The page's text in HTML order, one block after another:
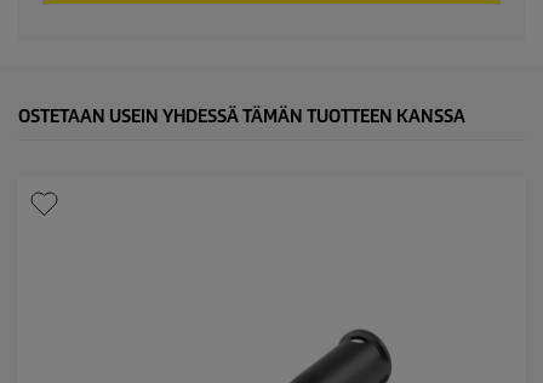
c
OSTETAAN USEIN YHDESSÄ TÄMÄN TUOTTEEN KANSSA